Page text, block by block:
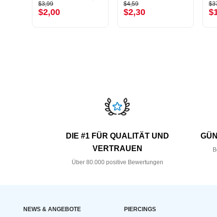
$3,99
$2,00
$4,59
$2,30
DIE #1 FÜR QUALITÄT UND
VERTRAUEN
Über 80.000 positive Bewertungen
NEWS & ANGEBOTE PIERCINGS